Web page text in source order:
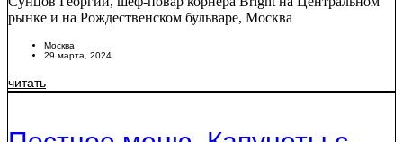
рынке и на Рождественском бульваре, Москва
Москва
29 марта, 2024
читать